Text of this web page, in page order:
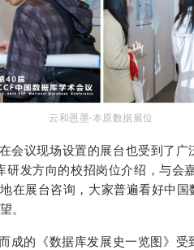
云和恩墨·本原数据展位
会议现场设置的展台也受到了
方向的校招岗位介绍，与会
在展台咨询，大家普遍看好中
。
成的《数据库发展史一览图》